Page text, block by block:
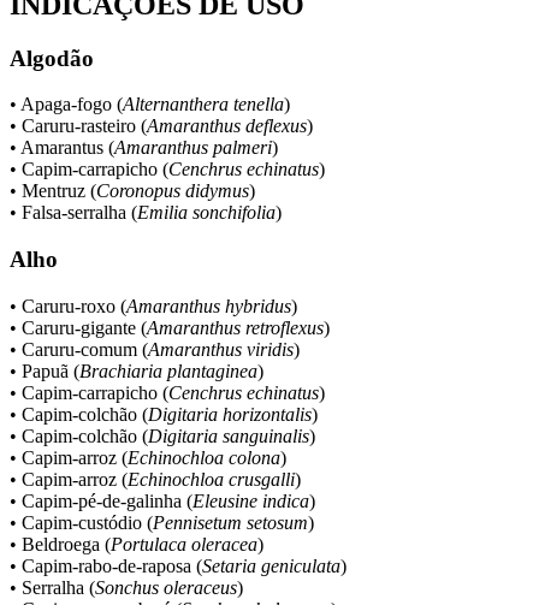
Algodão
• Apaga-fogo (Alternanthera tenella)
• Caruru-rasteiro (Amaranthus deflexus)
• Amarantus (Amaranthus palmeri)
• Capim-carrapicho (Cenchrus echinatus)
• Mentruz (Coronopus didymus)
• Falsa-serralha (Emilia sonchifolia)
Alho
• Caruru-roxo (Amaranthus hybridus)
• Caruru-gigante (Amaranthus retroflexus)
• Caruru-comum (Amaranthus viridis)
• Papuã (Brachiaria plantaginea)
• Capim-carrapicho (Cenchrus echinatus)
• Capim-colchão (Digitaria horizontalis)
• Capim-colchão (Digitaria sanguinalis)
• Capim-arroz (Echinochloa colona)
• Capim-arroz (Echinochloa crusgalli)
• Capim-pé-de-galinha (Eleusine indica)
• Capim-custódio (Pennisetum setosum)
• Beldroega (Portulaca oleracea)
• Capim-rabo-de-raposa (Setaria geniculata)
• Serralha (Sonchus oleraceus)